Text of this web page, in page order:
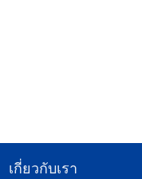
เกี่ยวกับเรา